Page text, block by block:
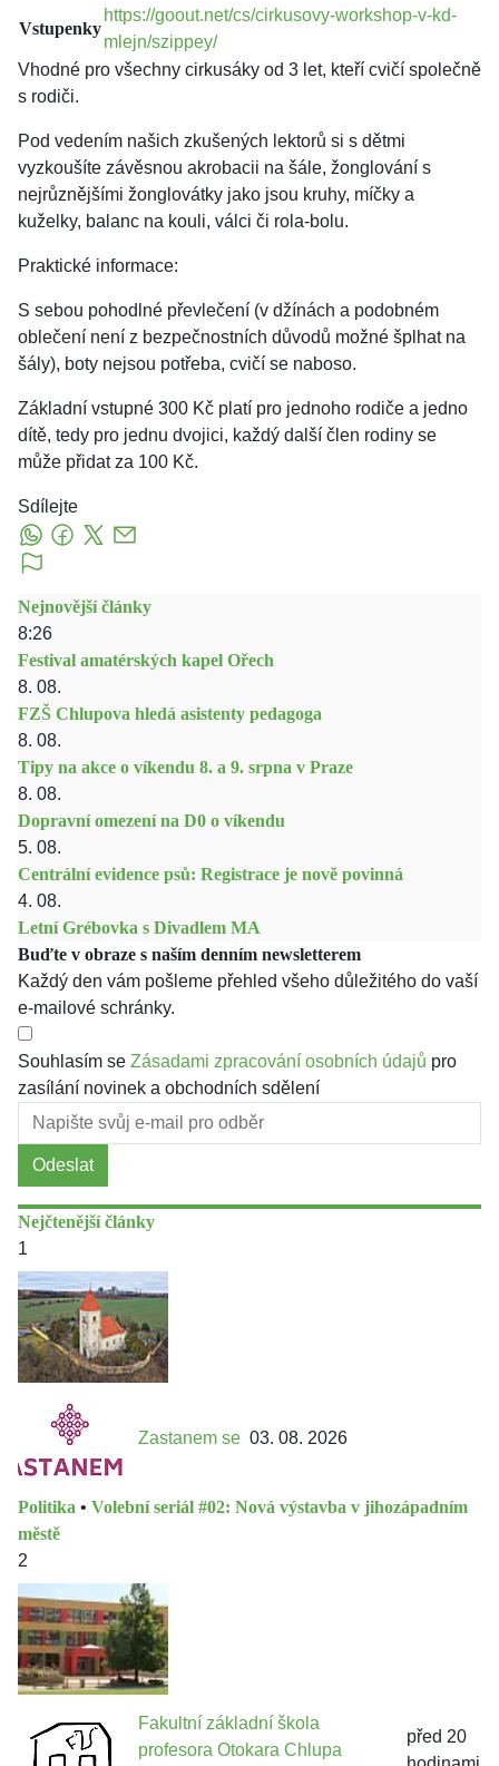
Vstupenky
https://goout.net/cs/cirkusovy-workshop-v-kd-
mlejn/szippey/
Vhodné pro všechny cirkusáky od 3 let, kteří cvičí společně
s rodiči.
Pod vedením našich zkušených lektorů si s dětmi
vyzkoušíte závěsnou akrobacii na šále, žonglování s
nejrůznějšími žonglovátky jako jsou kruhy, míčky a
kuželky, balanc na kouli, válci či rola-bolu.
Praktické informace:
S sebou pohodlné převlečení (v džínách a podobném
oblečení není z bezpečnostních důvodů možné šplhat na
šály), boty nejsou potřeba, cvičí se naboso.
Základní vstupné 300 Kč platí pro jednoho rodiče a jedno
dítě, tedy pro jednu dvojici, každý další člen rodiny se
může přidat za 100 Kč.
Sdílejte
Nejnovější články
8:26
Festival amatérských kapel Ořech
8. 08.
FZŠ Chlupova hledá asistenty pedagoga
8. 08.
Tipy na akce o víkendu 8. a 9. srpna v Praze
8. 08.
Dopravní omezení na D0 o víkendu
5. 08.
Centrální evidence psů: Registrace je nově povinná
4. 08.
Letní Grébovka s Divadlem MA
Buďte v obraze s naším denním newsletterem
Každý den vám pošleme přehled všeho důležitého do vaší
e-mailové schránky.
Souhlasím se Zásadami zpracování osobních údajů pro
zasílání novinek a obchodních sdělení
Odeslat
Nejčtenější články
1
Zastanem se 03. 08. 2026
Politika • Volební seriál #02: Nová výstavba v jihozápadním
městě
2
Fakultní základní škola
profesora Otokara Chlupa
před 20